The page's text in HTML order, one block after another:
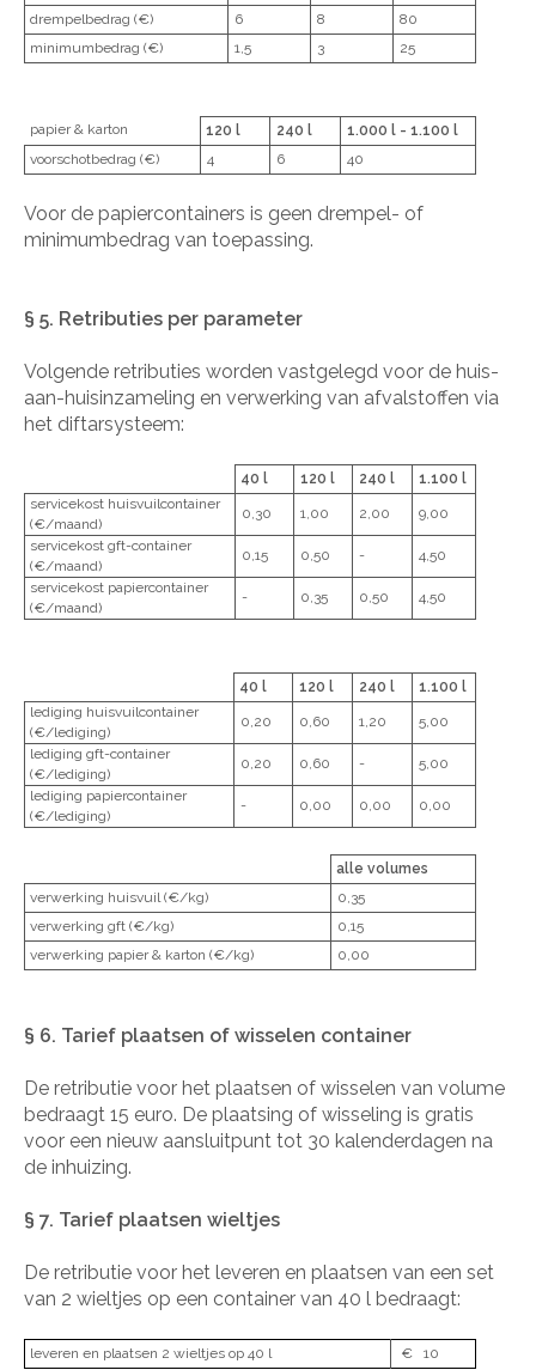
drempelbedrag (€)
6 8
80
minimumbedrag (€)
1,5 3 25
papier & karton 120 l 240 l
1.000 l - 1.100 l
voorschotbedrag (€)
4 6 40
Voor de papiercontainers is geen drempel- of
minimumbedrag van toepassing.
§ 5. Retributies per parameter
Volgende retributies worden vastgelegd voor de huis-
aan-huisinzameling en verwerking van afvalstoffen via
het diftarsysteem:
40 l 120 l 240 l
1.100 l
servicekost huisvuilcontainer
(€/maand)
0,30 1,00 2,00
9,00
servicekost gft-container
(€/maand)
0,15 0,50 -
4,50
servicekost papiercontainer
(€/maand)
- 0,35 0,50 4,50
40 l 120 l 240 l
1.100 l
lediging huisvuilcontainer
(€/lediging)
0,20 0,60 1,20
5,00
lediging gft-container
(€/lediging)
0,20 0,60 -
5,00
lediging papiercontainer
(€/lediging)
- 0,00 0,00 0,00
alle volumes
verwerking huisvuil (€/kg)
0,35
verwerking gft (€/kg)
0,15
verwerking papier & karton (€/kg)
0,00
§ 6. Tarief plaatsen of wisselen container
De retributie voor het plaatsen of wisselen van volume
bedraagt 15 euro. De plaatsing of wisseling is gratis
voor een nieuw aansluitpunt tot 30 kalenderdagen na
de inhuizing.
§ 7. Tarief plaatsen wieltjes
De retributie voor het leveren en plaatsen van een set
van 2 wieltjes op een container van 40 l bedraagt:
leveren en plaatsen 2 wieltjes op 40 l € 10